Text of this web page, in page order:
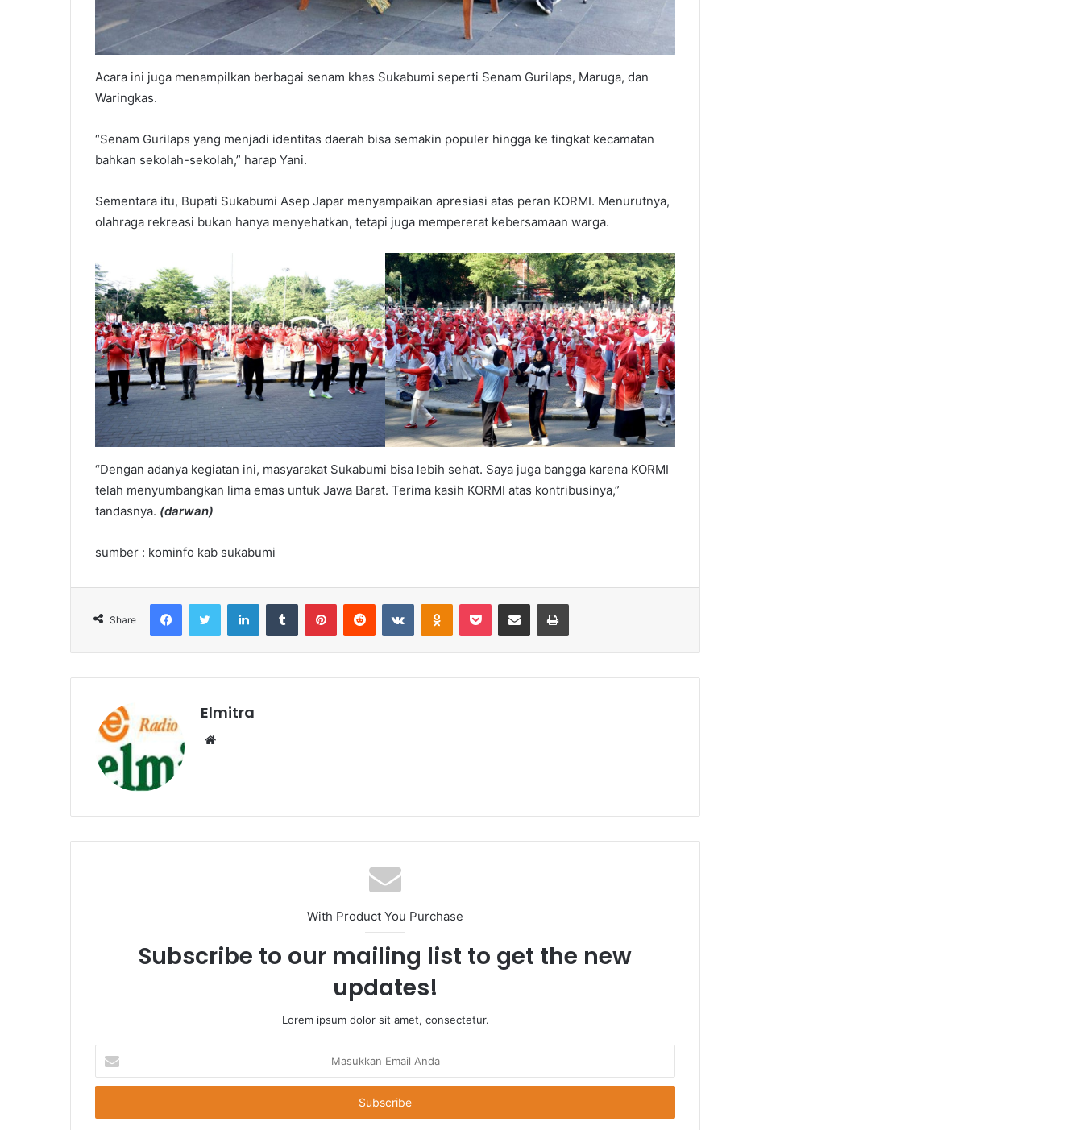
Acara ini juga menampilkan berbagai senam khas Sukabumi seperti Senam Gurilaps, Maruga, dan
Waringkas.
“Senam Gurilaps yang menjadi identitas daerah bisa semakin populer hingga ke tingkat kecamatan
bahkan sekolah-sekolah,” harap Yani.
Sementara itu, Bupati Sukabumi Asep Japar menyampaikan apresiasi atas peran KORMI. Menurutnya,
olahraga rekreasi bukan hanya menyehatkan, tetapi juga mempererat kebersamaan warga.
“Dengan adanya kegiatan ini, masyarakat Sukabumi bisa lebih sehat. Saya juga bangga karena KORMI
telah menyumbangkan lima emas untuk Jawa Barat. Terima kasih KORMI atas kontribusinya,”
tandasnya. (darwan)
sumber : kominfo kab sukabumi
Share
FacebookTwitter LinkedInTumblr PinterestReddit VKontakteOdnoklassniki
Pocket Share via Email Print
Elmitra
Website
With Product You Purchase
Subscribe to our mailing list to get the new
updates!
Lorem ipsum dolor sit amet, consectetur.
Email
Anda